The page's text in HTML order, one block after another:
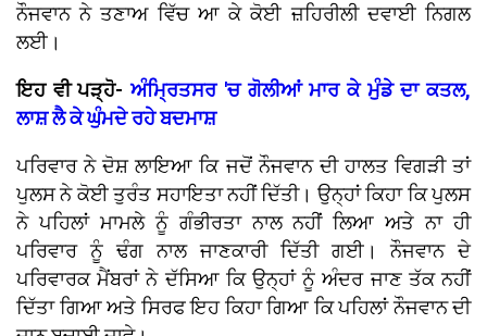
ਨੌਜਵਾਨ ਨੇ ਤਣਾਅ ਵਿੱਚ ਆ ਕੇ ਕੋਈ ਜ਼ਹਿਰੀਲੀ ਦਵਾਈ ਨਿਗਲ
ਲਈ।
ਇਹ ਵੀ ਪੜ੍ਹੋ-ਅੰਮ੍ਰਿਤਸਰ 'ਚ ਗੋਲੀਆਂ ਮਾਰ ਕੇ ਮੁੰਡੇ ਦਾ ਕਤਲ,
ਲਾਸ਼ ਲੈ ਕੇ ਘੁੰਮਦੇ ਰਹੇ ਬਦਮਾਸ਼
ਪਰਿਵਾਰ ਨੇ ਦੋਸ਼ ਲਾਇਆ ਕਿ ਜਦੋਂ ਨੌਜਵਾਨ ਦੀ ਹਾਲਤ ਵਿਗੜੀ ਤਾਂ
ਪੁਲਸ ਨੇ ਕੋਈ ਤੁਰੰਤ ਸਹਾਇਤਾ ਨਹੀਂ ਦਿੱਤੀ। ਉਨ੍ਹਾਂ ਕਿਹਾ ਕਿ ਪੁਲਸ
ਨੇ ਪਹਿਲਾਂ ਮਾਮਲੇ ਨੂੰ ਗੰਭੀਰਤਾ ਨਾਲ ਨਹੀਂ ਲਿਆ ਅਤੇ ਨਾ ਹੀ
ਪਰਿਵਾਰ ਨੂੰ ਢੰਗ ਨਾਲ ਜਾਣਕਾਰੀ ਦਿੱਤੀ ਗਈ। ਨੌਜਵਾਨ ਦੇ
ਪਰਿਵਾਰਕ ਮੈਂਬਰਾਂ ਨੇ ਦੱਸਿਆ ਕਿ ਉਨ੍ਹਾਂ ਨੂੰ ਅੰਦਰ ਜਾਣ ਤੱਕ ਨਹੀਂ
ਦਿੱਤਾ ਗਿਆ ਅਤੇ ਸਿਰਫ ਇਹ ਕਿਹਾ ਗਿਆ ਕਿ ਪਹਿਲਾਂ ਨੌਜਵਾਨ ਦੀ